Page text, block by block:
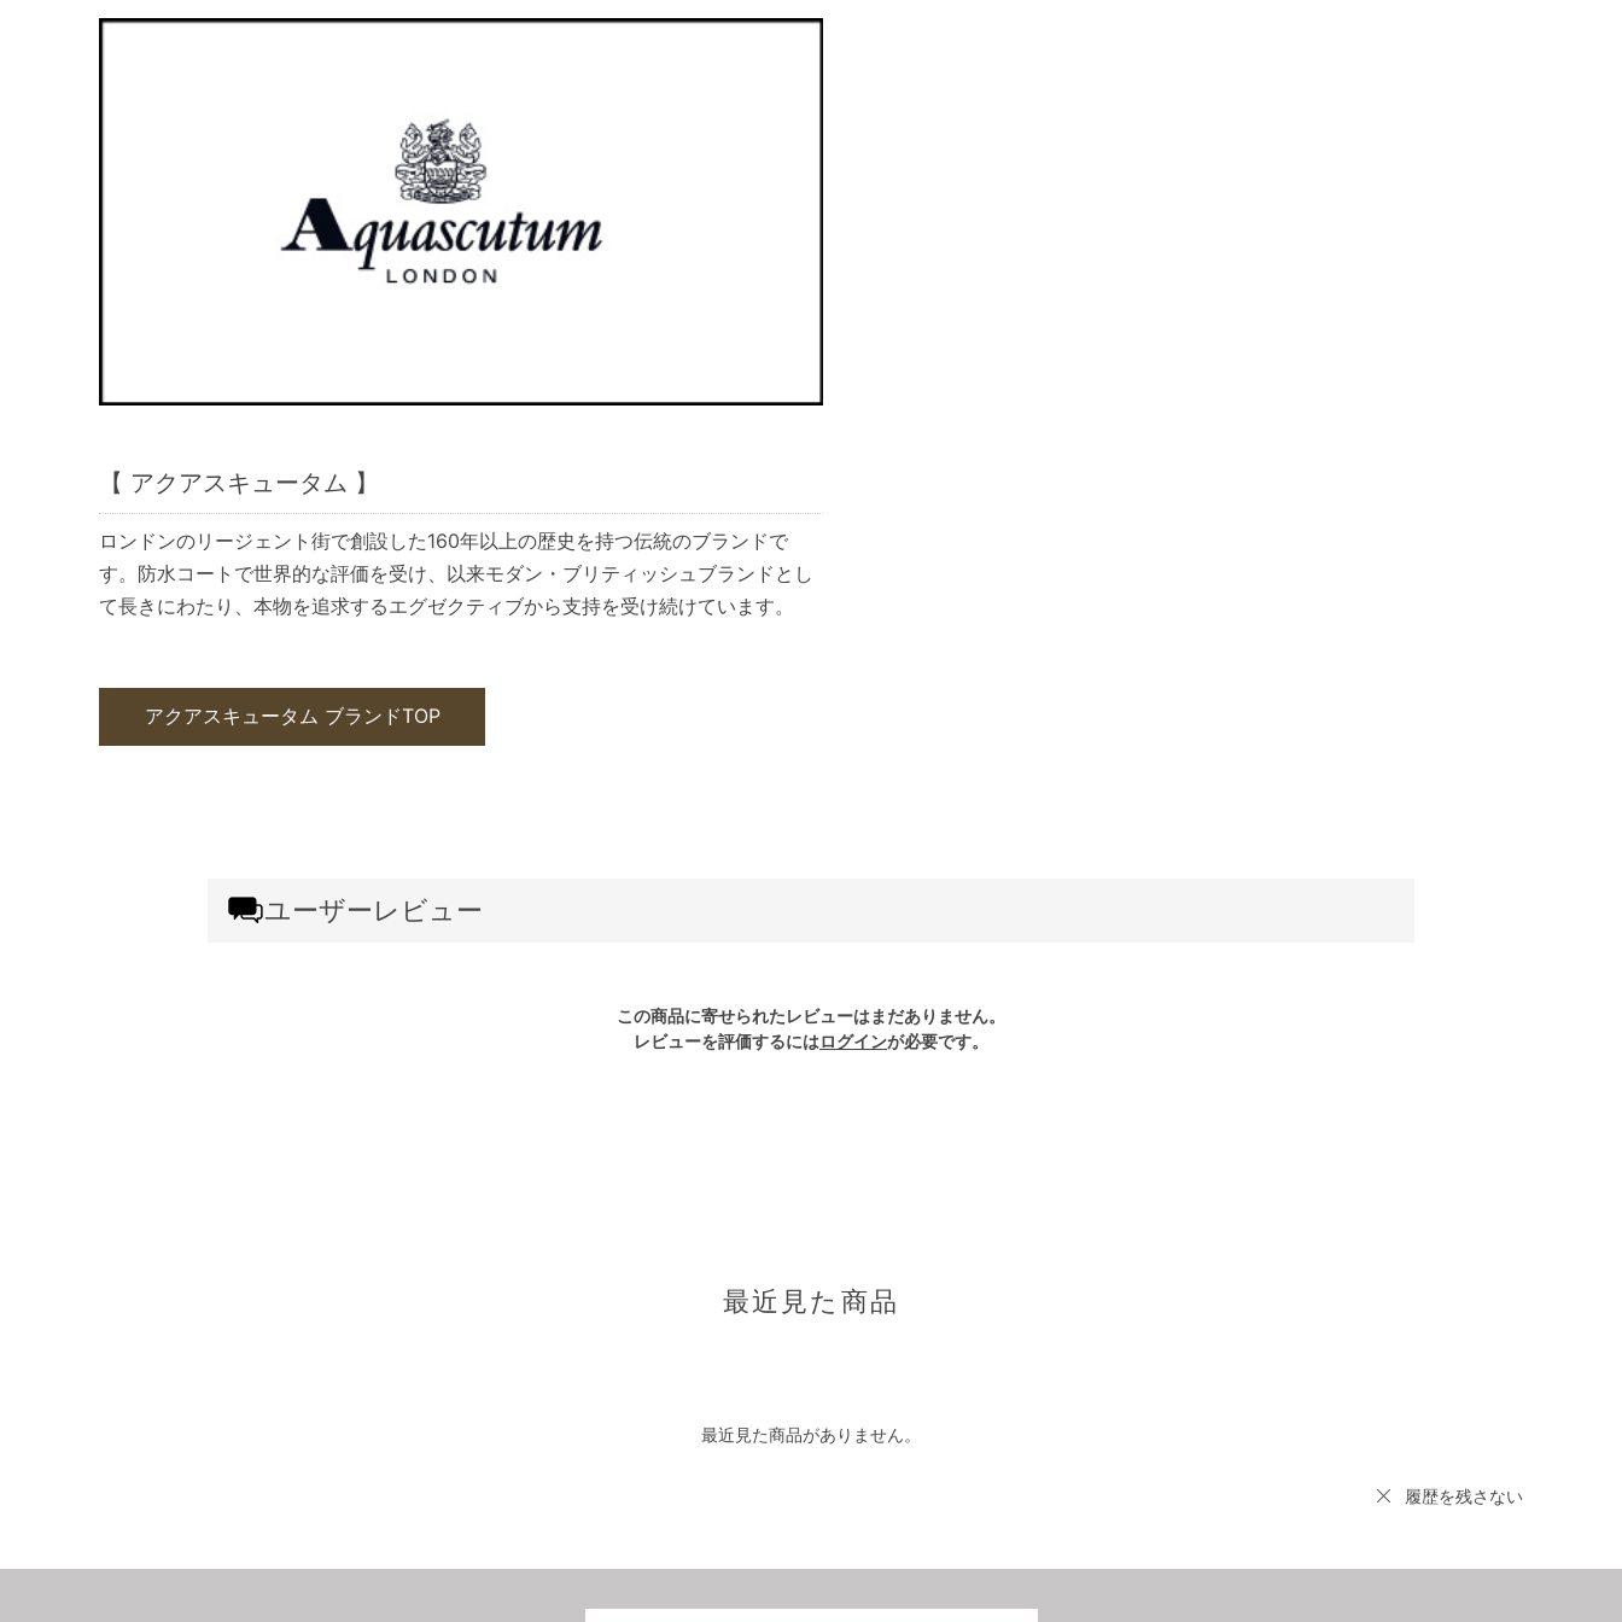
【 アクアスキュータム 】
ロンドンのリージェント街で創設した160年以上の歴史を持つ伝統のブランドで
す。防水コートで世界的な評価を受け、以来モダン・ブリティッシュブランドとし
て長きにわたり、本物を追求するエグゼクティブから支持を受け続けています。
アクアスキュータム ブランドTOP
ユーザーレビュー
この商品に寄せられたレビューはまだありません。
レビューを評価するにはログインが必要です。
最近見た商品
最近見た商品がありません。
履歴を残さない